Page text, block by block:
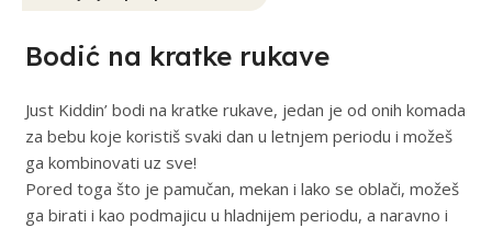
Bodić na kratke rukave
Just Kiddin’ bodi na kratke rukave, jedan je od onih komada
za bebu koje koristiš svaki dan u letnjem periodu i možeš
ga kombinovati uz sve!
Pored toga što je pamučan, mekan i lako se oblači, možeš
ga birati i kao podmajicu u hladnijem periodu, a naravno i